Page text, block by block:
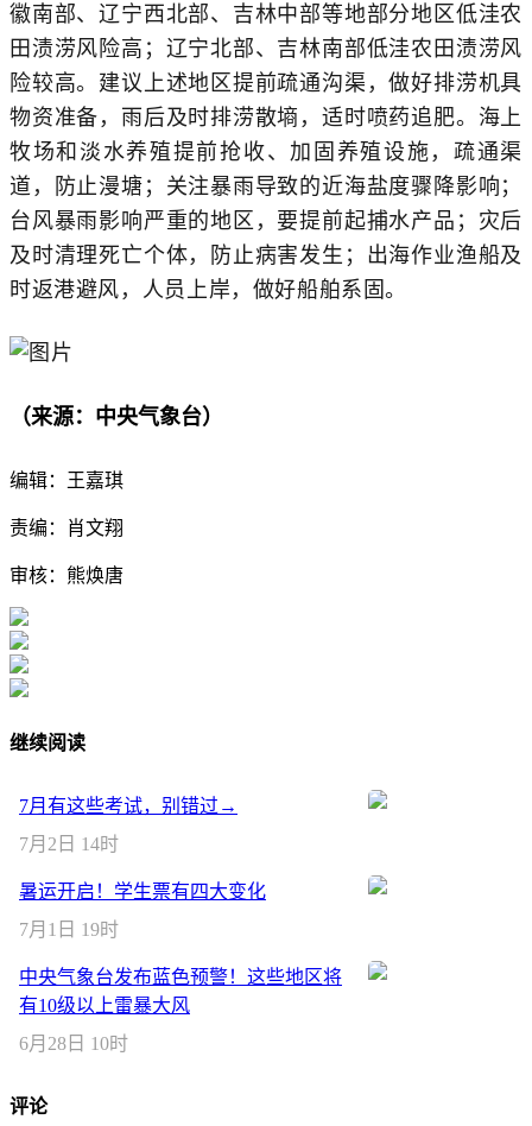
徽南部、辽宁西北部、吉林中部等地部分地区低洼农
田渍涝风险高；辽宁北部、吉林南部低洼农田渍涝风
险较高。建议上述地区提前疏通沟渠，做好排涝机具
物资准备，雨后及时排涝散墒，适时喷药追肥。海上
牧场和淡水养殖提前抢收、加固养殖设施，疏通渠
道，防止漫塘；关注暴雨导致的近海盐度骤降影响；
台风暴雨影响严重的地区，要提前起捕水产品；灾后
及时清理死亡个体，防止病害发生；出海作业渔船及
时返港避风，人员上岸，做好船舶系固。
（来源：中央气象台）
编辑：王嘉琪
责编：肖文翔
审核：熊焕唐
继续阅读
7月有这些考试，别错过→
7月2日 14时
暑运开启！学生票有四大变化
7月1日 19时
中央气象台发布蓝色预警！这些地区将
有10级以上雷暴大风
6月28日 10时
评论